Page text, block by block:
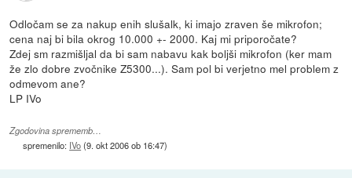
Odločam se za nakup enih slušalk, ki imajo zraven še mikrofon;
cena naj bi bila okrog 10.000 +- 2000. Kaj mi priporočate?
Zdej sm razmišljal da bi sam nabavu kak boljši mikrofon (ker mam
že zlo dobre zvočnike Z5300...). Sam pol bi verjetno mel problem z
odmevom ane?
LP IVo
Zgodovina sprememb…
spremenilo: IVo(9. okt 2006 ob 16:47)